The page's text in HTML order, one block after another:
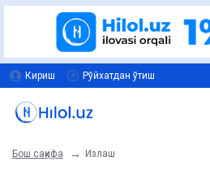
Кириш Рўйхатдан ўтиш
Бош саҳифа Излаш